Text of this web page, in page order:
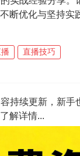
断优化与坚持实
直播技巧
持续更新，新手
解详情...